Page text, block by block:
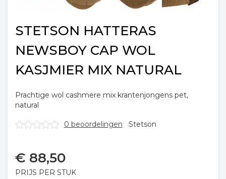
STETSON HATTERAS
NEWSBOY CAP WOL
KASJMIER MIX NATURAL
Prachtige wol cashmere mix krantenjongens pet,
natural
0 beoordelingen Stetson
€ 88,50
PRIJS PER STUK